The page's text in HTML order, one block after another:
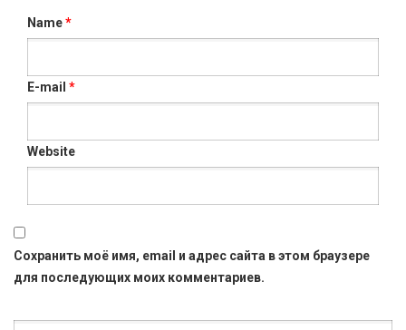
Name*
E-mail *
Website
Сохранить моё имя, email и адрес сайта в этом браузере
для последующих моих комментариев.